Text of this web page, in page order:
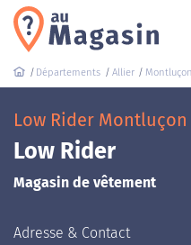
Départements Allier Montluçon
Low Rider
Low Rider
Magasin de vêtement
Adresse & Contact